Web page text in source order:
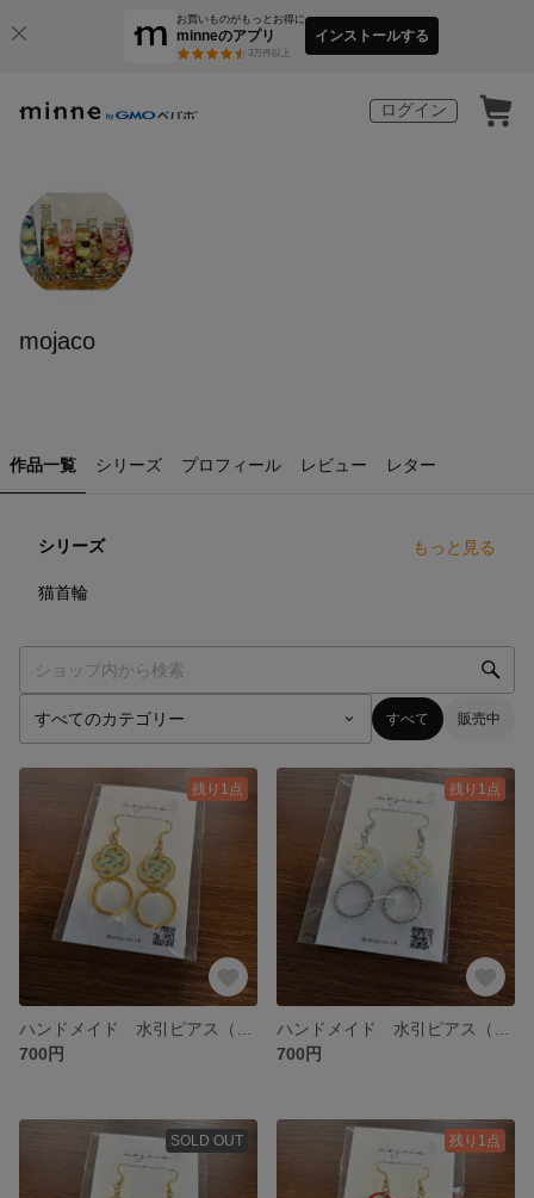
お買いものがもっとお得に
minneのアプリ
3万件以上
インストールする
ログイン
mojaco
作品一覧 シリーズ プロフィール レビュー レター
シリーズ もっと見る
猫首輪
すべて 販売中
残り1点
700円
残り1点
700円
SOLD OUT 残り1点